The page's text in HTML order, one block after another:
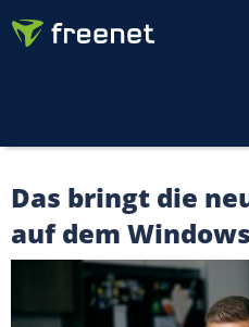
Das bringt die
auf dem